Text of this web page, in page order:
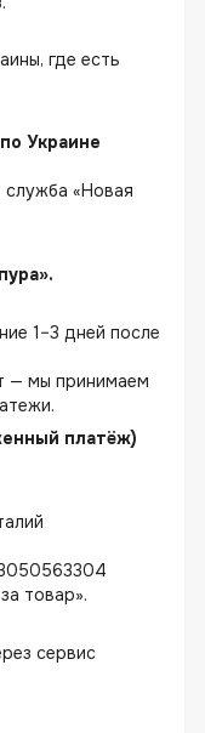
где есть
Украине
«Новая
1–3 дней после
— мы принимаем
платёж)
товар».
сервис